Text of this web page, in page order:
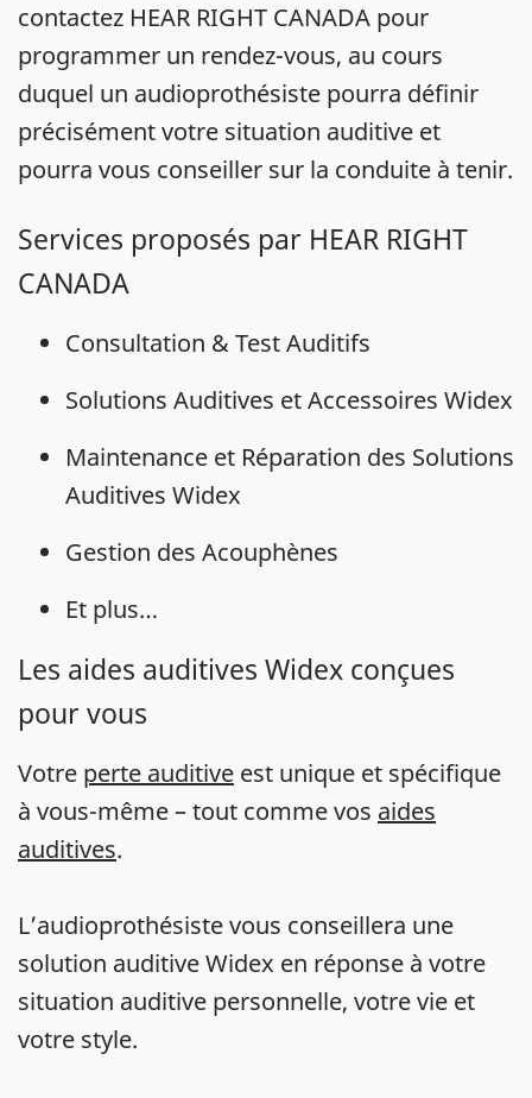
contactez HEAR RIGHT CANADA pour
programmer un rendez-vous, au cours
duquel un audioprothésiste pourra définir
précisément votre situation auditive et
pourra vous conseiller sur la conduite à tenir.
Services proposés par HEAR RIGHT
CANADA
Consultation & Test Auditifs
Solutions Auditives et Accessoires Widex
Maintenance et Réparation des Solutions
Auditives Widex
Gestion des Acouphènes
Et plus…
Les aides auditives Widex conçues
pour vous
Votre perte auditive est unique et spécifique
à vous-même – tout comme vos aides
auditives.
L’audioprothésiste vous conseillera une
solution auditive Widex en réponse à votre
situation auditive personnelle, votre vie et
votre style.